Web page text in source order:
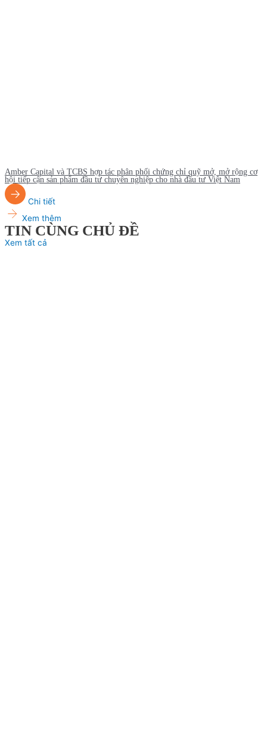
Amber Capital và TCBS hợp tác phân phối chứng chỉ quỹ mở, mở rộng cơ
hội tiếp cận sản phẩm đầu tư chuyên nghiệp cho nhà đầu tư Việt Nam
Chi tiết
Xem thêm
TIN CÙNG CHỦ ĐỀ
Xem tất cả